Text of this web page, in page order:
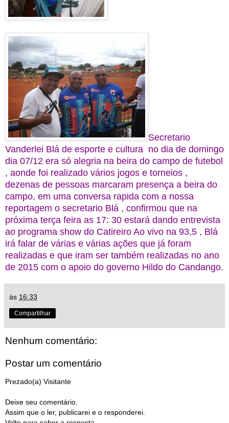
Secretario
Vanderlei Blá de esporte e cultura no dia de domingo
dia 07/12 era só alegria na beira do campo de futebol
, aonde foi realizado vários jogos e torneios ,
dezenas de pessoas marcaram presença a beira do
campo, em uma conversa rapida com a nossa
reportagem o secretario Blá , confirmou que na
próxima terça feira as 17: 30 estará dando entrevista
ao programa show do Catireiro Ao vivo na 93,5 , Blá
irá falar de várias e várias ações que já foram
realizadas e que iram ser também realizadas no ano
de 2015 com o apoio do governo Hildo do Candango.
às 16:33
Compartilhar
Nenhum comentário:
Postar um comentário
Prezado(a) Visitante
Deixe seu comentário.
Assim que o ler, publicarei e o responderei.